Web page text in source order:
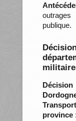
publique.
province